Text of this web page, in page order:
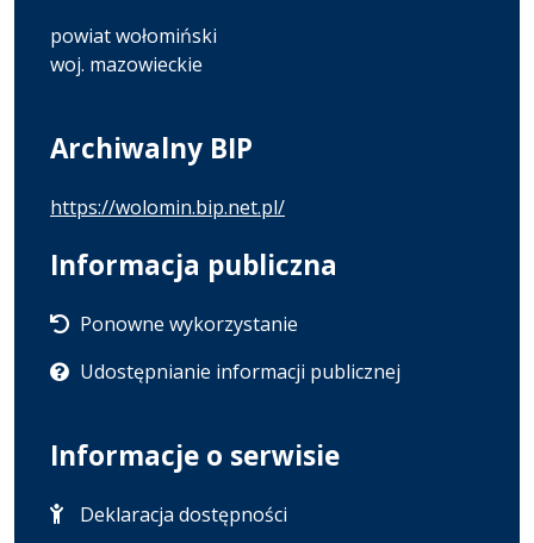
powiat wołomiński
woj. mazowieckie
Archiwalny BIP
https://wolomin.bip.net.pl/
Informacja publiczna
Ponowne wykorzystanie
Udostępnianie informacji publicznej
Informacje o serwisie
Deklaracja dostępności